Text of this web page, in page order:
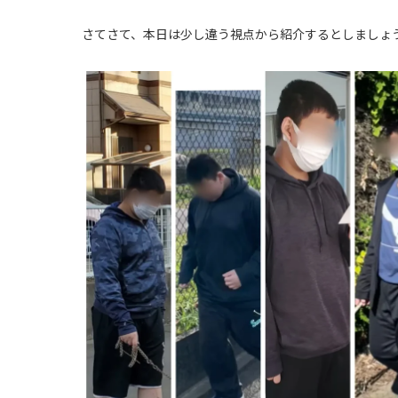
さてさて、本日は少し違う視点から紹介するとしましょ